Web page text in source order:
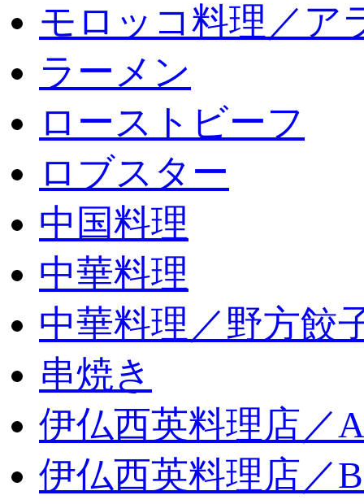
モロッコ料理／ア
ラーメン
ローストビーフ
ロブスター
中国料理
中華料理
中華料理／野方餃
串焼き
伊仏西英料理店／
伊仏西英料理店／